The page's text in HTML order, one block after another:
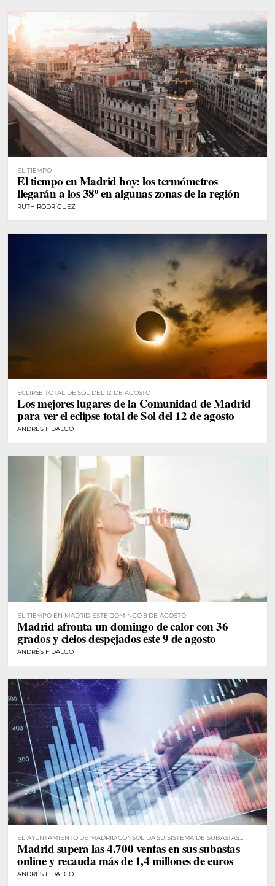
EL TIEMPO
El tiempo en Madrid hoy: los termómetros
llegarán a los 38º en algunas zonas de la región
RUTH RODRÍGUEZ
ECLIPSE TOTAL DE SOL DEL 12 DE AGOSTO
Los mejores lugares de la Comunidad de Madrid
para ver el eclipse total de Sol del 12 de agosto
ANDRÉS FIDALGO
EL TIEMPO EN MADRID ESTE DOMINGO 9 DE AGOSTO
Madrid afronta un domingo de calor con 36
grados y cielos despejados este 9 de agosto
ANDRÉS FIDALGO
EL AYUNTAMIENTO DE MADRID CONSOLIDA SU SISTEMA DE SUBASTAS
DIGITALES
Madrid supera las 4.700 ventas en sus subastas
online y recauda más de 1,4 millones de euros
ANDRÉS FIDALGO